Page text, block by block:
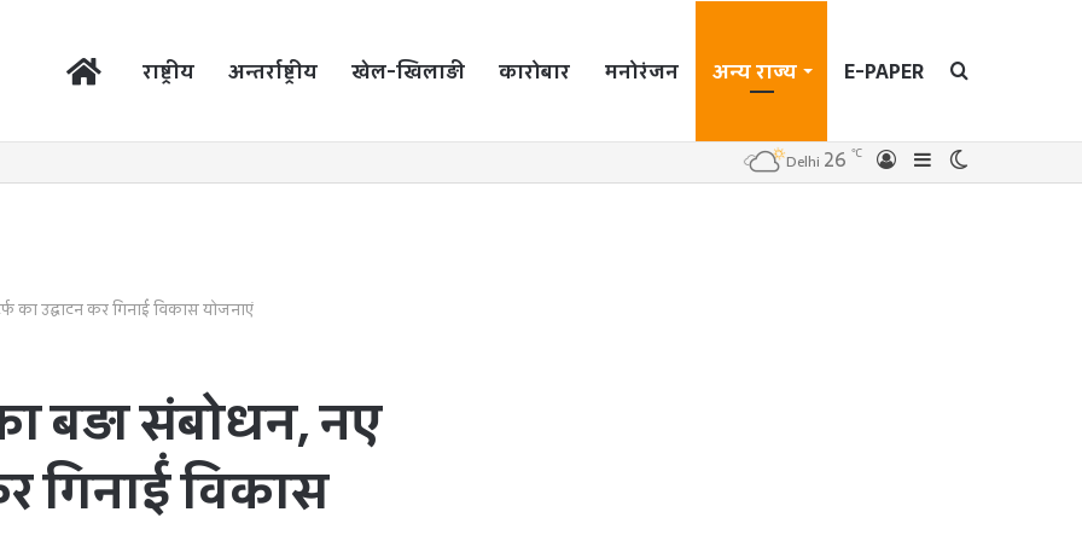
राष्ट्रीय अन्तर्राष्ट्रीय खेल-खिलाड़ी कारोबार मनोरंजन अन्य राज्य E-PAPER Search
Sidebar
Log
Delhi 26 ℃
का उद्घाटन कर गिनाईं विकास योजनाएं
बड़ा संबोधन, नए
गिनाईं विकास